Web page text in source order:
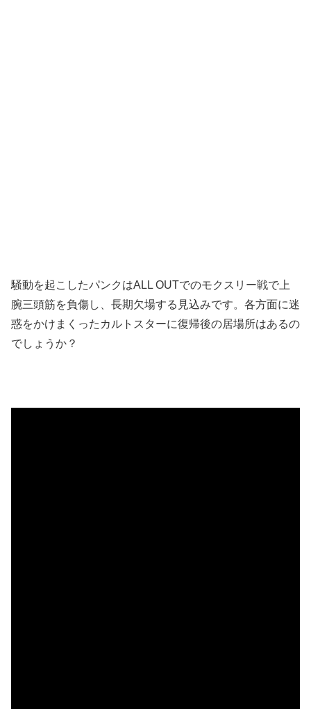
騒動を起こしたパンクはALL OUTでのモクスリー戦で上
腕三頭筋を負傷し、長期欠場する見込みです。各方面に迷
惑をかけまくったカルトスターに復帰後の居場所はあるの
でしょうか？